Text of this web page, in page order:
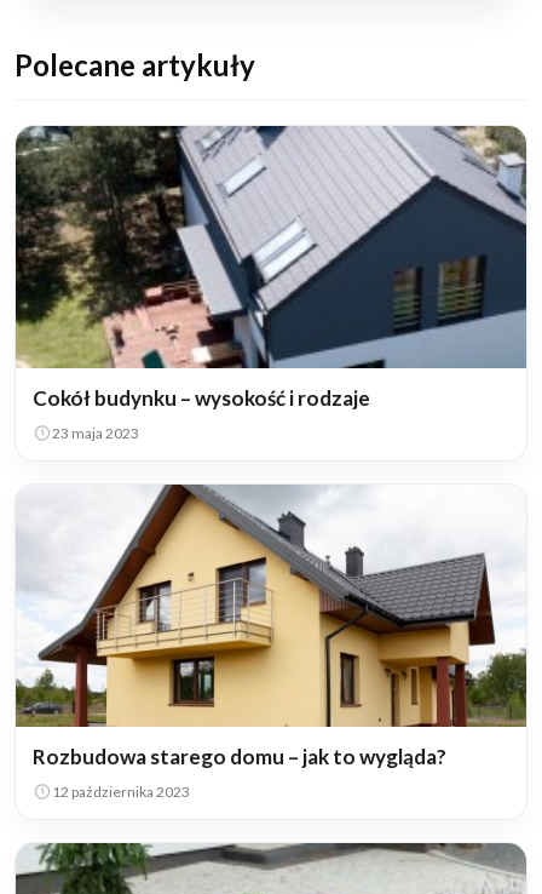
Polecane artykuły
Cokół budynku – wysokość i rodzaje
23 maja 2023
Rozbudowa starego domu – jak to wygląda?
12 października 2023